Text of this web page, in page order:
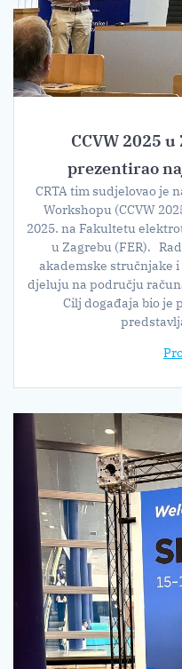
CCVW 2025
prezentirao
CRTA tim sudjelovao je
Workshopu (CCVW
2025. na Fakultetu
u Zagrebu (FER).
akademske stručnjake
djeluju na području
Cilj događaja bio je